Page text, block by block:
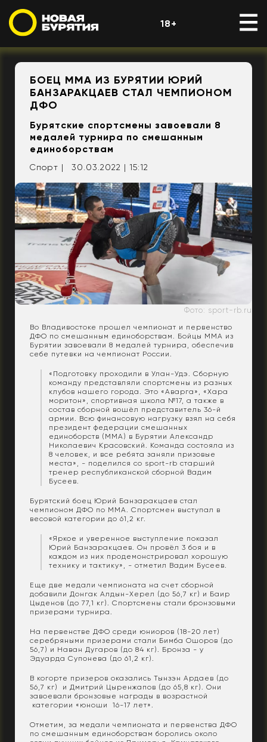
18+
БОЕЦ ММА ИЗ БУРЯТИИ ЮРИЙ
БАНЗАРАКЦАЕВ СТАЛ ЧЕМПИОНОМ
ДФО
Бурятские спортсмены завоевали 8
медалей турнира по смешанным
единоборствам
Спорт | 30.03.2022 | 15:12
Фото: sport-rb.ru
Во Владивостоке прошел чемпионат и первенство
ДФО по смешанным единоборствам. Бойцы ММА из
Бурятии завоевали 8 медалей турнира, обеспечив
себе путевки на чемпионат России.
«Подготовку проходили в Улан-Удэ. Сборную
команду представляли спортсмены из разных
клубов нашего города. Это «Аварга», «Хара
моритон», спортивная школа №17, а также в
состав сборной вошёл представитель 36-й
армии. Всю финансовую нагрузку взял на себя
президент федерации смешанных
единоборств (ММА) в Бурятии Александр
Николаевич Красовский. Команда состояла из
8 человек, и все ребята заняли призовые
места», - поделился со sport-rb старший
тренер республиканской сборной Вадим
Бусеев.
Бурятский боец Юрий Банзаракцаев стал
чемпионом ДФО по ММА. Спортсмен выступал в
весовой категории до 61,2 кг.
«Яркое и уверенное выступление показал
Юрий Банзаракцаев. Он провёл 3 боя и в
каждом из них продемонстрировал хорошую
технику и тактику», - отметил Вадим Бусеев.
Еще две медали чемпионата на счет сборной
добавили Донгак Алдын-Херел (до 56,7 кг) и Баир
Цыденов (до 77,1 кг). Спортсмены стали бронзовыми
призерами турнира.
На первенстве ДФО среди юниоров (18-20 лет)
серебряными призерами стали Бимба Ошоров (до
56,7) и Наван Дугаров (до 84 кг). Бронза - у
Эдуарда Супонева (до 61,2 кг).
В когорте призеров оказались Тынзэн Ардаев (до
56,7 кг) и Дмитрий Цыренжапов (до 65,8 кг). Они
завоевали бронзовые награды в возрастной
категории «юноши 16-17 лет».
Отметим, за медали чемпионата и первенства ДФО
по смешанным единоборствам боролись около